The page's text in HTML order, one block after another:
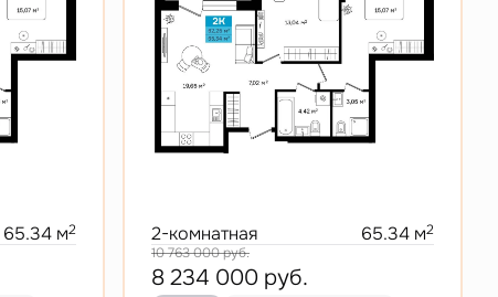
65.34 м2
2-комнатная 65.34 м2
10 763 000руб.
8 234 000 руб.